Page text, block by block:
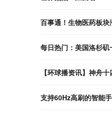
百事通！生物医药板
每日热门：美国洛杉
【环球播资讯】神舟
支持60Hz高刷的智能